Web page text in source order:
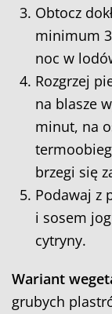
Obtocz
minimum
noc w
Rozgrzej
na blasze
minut, na
brzegi się
Podawaj z
i sosem
cytryny.
Wariant
grubych